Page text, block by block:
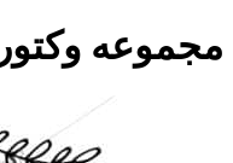
مجموعه